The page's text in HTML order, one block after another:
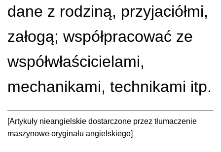
dane z rodziną, przyjaciółmi,
załogą; współpracować ze
współwłaścicielami,
mechanikami, technikami itp.
[Artykuły nieangielskie dostarczone przez tłumaczenie
maszynowe oryginału angielskiego]